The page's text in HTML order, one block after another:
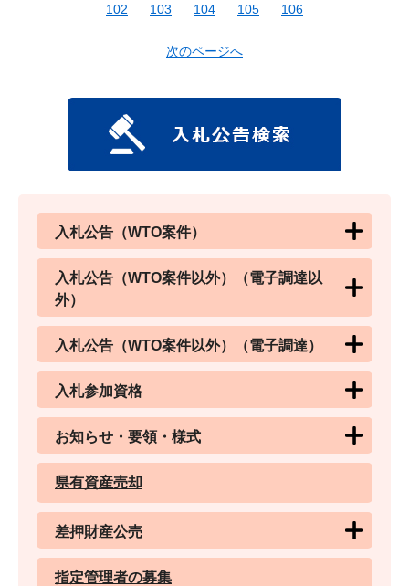
102
103 104 105 106
次のページへ
入札公告（WTO案件）
入札公告（WTO案件以外）（電子調達以
外）
入札公告（WTO案件以外）（電子調達）
入札参加資格
お知らせ・要領・様式
県有資産売却
差押財産公売
指定管理者の募集